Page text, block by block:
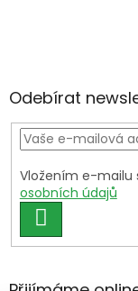
Odebírat
Vložením e-mailu
osobních údajů
SE